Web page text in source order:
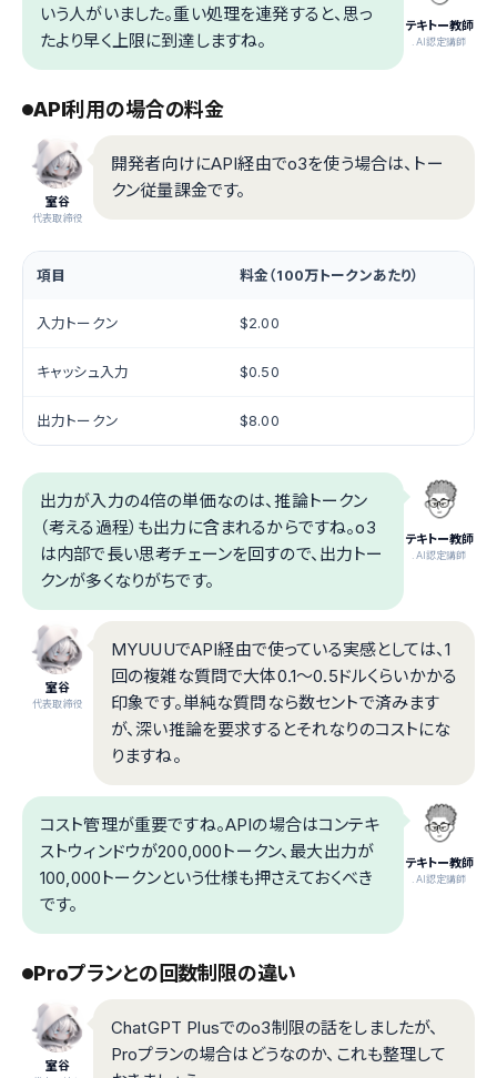
テキトー教師
.AI認定講師
いう人がいました。重い処理を連発すると、思っ
たより早く上限に到達しますね。
API利用の場合の料金
室谷
代表取締役
開発者向けにAPI経由でo3を使う場合は、トー
クン従量課金です。
項目 料金（100万トークンあたり）
入力トークン $2.00
キャッシュ入力 $0.50
出力トークン $8.00
テキトー教師
.AI認定講師
出力が入力の4倍の単価なのは、推論トークン
（考える過程）も出力に含まれるからですね。o3
は内部で長い思考チェーンを回すので、出力トー
クンが多くなりがちです。
室谷
代表取締役
MYUUUでAPI経由で使っている実感としては、1
回の複雑な質問で大体0.1〜0.5ドルくらいかかる
印象です。単純な質問なら数セントで済みます
が、深い推論を要求するとそれなりのコストにな
りますね。
テキトー教師
.AI認定講師
コスト管理が重要ですね。APIの場合はコンテキ
ストウィンドウが200,000トークン、最大出力が
100,000トークンという仕様も押さえておくべき
です。
Proプランとの回数制限の違い
室谷
ChatGPT Plusでのo3制限の話をしましたが、
Proプランの場合はどうなのか、これも整理して